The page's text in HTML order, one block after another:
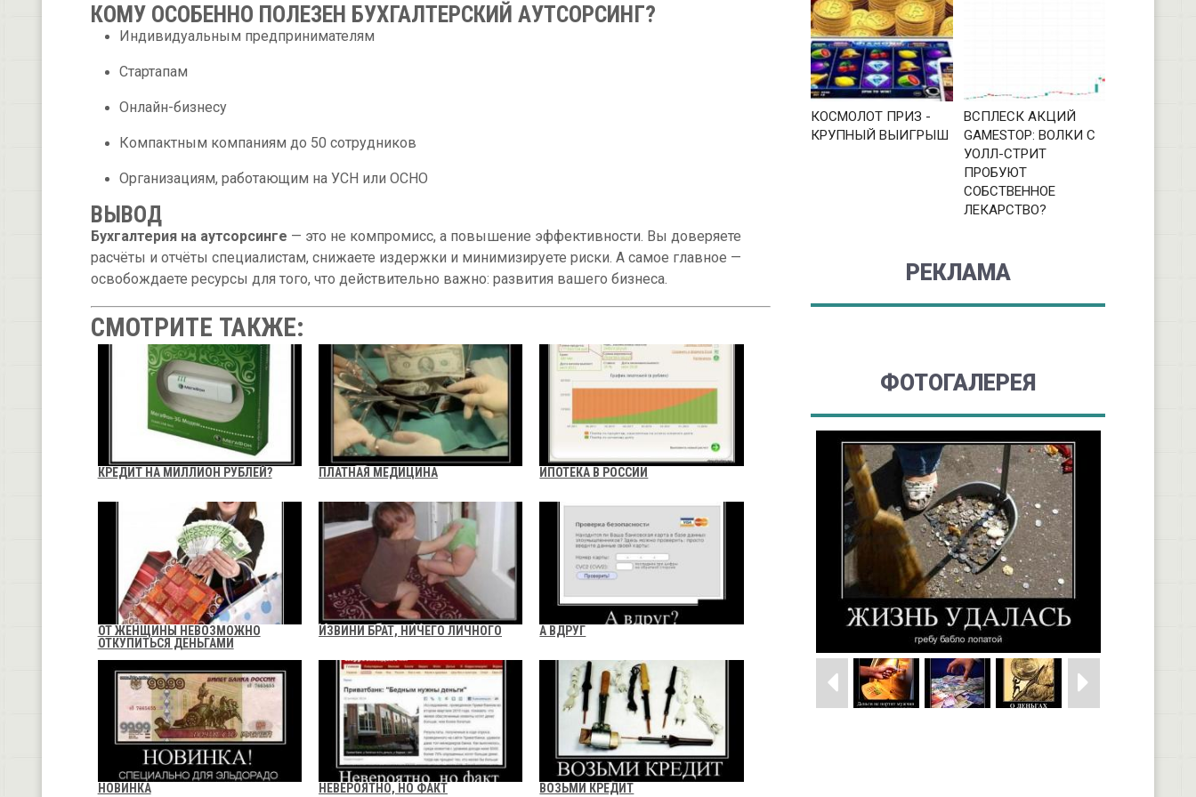
КОМУ ОСОБЕННО ПОЛЕЗЕН БУХГАЛТЕРСКИЙ АУТСОРСИНГ?
Индивидуальным предпринимателям
Стартапам
Онлайн-бизнесу
Компактным компаниям до 50 сотрудников
Организациям, работающим на УСН или ОСНО
ВЫВОД
Бухгалтерия на аутсорсинге — это не компромисс, а повышение эффективности. Вы доверяете
расчёты и отчёты специалистам, снижаете издержки и минимизируете риски. А самое главное —
освобождаете ресурсы для того, что действительно важно: развития вашего бизнеса.
СМОТРИТЕ ТАКЖЕ:
КРЕДИТ НА МИЛЛИОН РУБЛЕЙ? ПЛАТНАЯ МЕДИЦИНА ИПОТЕКА В РОССИИ
ОТ ЖЕНЩИНЫ НЕВОЗМОЖНО
ОТКУПИТЬСЯ ДЕНЬГАМИ
ИЗВИНИ БРАТ, НИЧЕГО ЛИЧНОГО А ВДРУГ
НОВИНКА НЕВЕРОЯТНО, НО ФАКТ ВОЗЬМИ КРЕДИТ
КОСМОЛОТ ПРИЗ -
КРУПНЫЙ ВЫИГРЫШ
ВСПЛЕСК АКЦИЙ
GAMESTOP: ВОЛКИ С
УОЛЛ-СТРИТ
ПРОБУЮТ
СОБСТВЕННОЕ
ЛЕКАРСТВО?
РЕКЛАМА
ФОТОГАЛЕРЕЯ